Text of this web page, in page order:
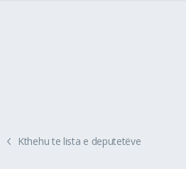
Kthehu te lista e deputetëve